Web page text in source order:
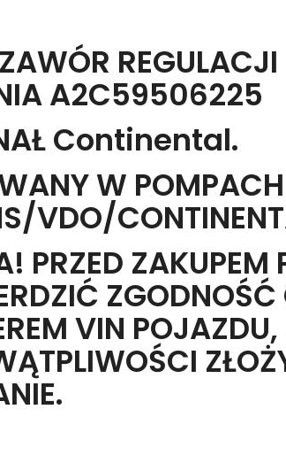
REGULACJI
A2C59506225
Continental.
W POMPACH
VDO/
PRZED ZAKUPEM
ZGODNOŚĆ
VIN